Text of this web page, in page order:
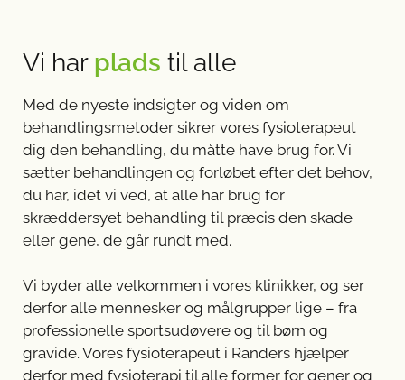
Vi har plads til alle
Med de nyeste indsigter og viden om
behandlingsmetoder sikrer vores fysioterapeut
dig den behandling, du måtte have brug for. Vi
sætter behandlingen og forløbet efter det behov,
du har, idet vi ved, at alle har brug for
skræddersyet behandling til præcis den skade
eller gene, de går rundt med.
Vi byder alle velkommen i vores klinikker, og ser
derfor alle mennesker og målgrupper lige – fra
professionelle sportsudøvere og til børn og
gravide. Vores fysioterapeut i Randers hjælper
derfor med fysioterapi til alle former for gener og